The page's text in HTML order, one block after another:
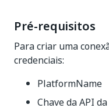
Pré-requisitos
Para criar uma
credenciais:
PlatformName
Chave da API